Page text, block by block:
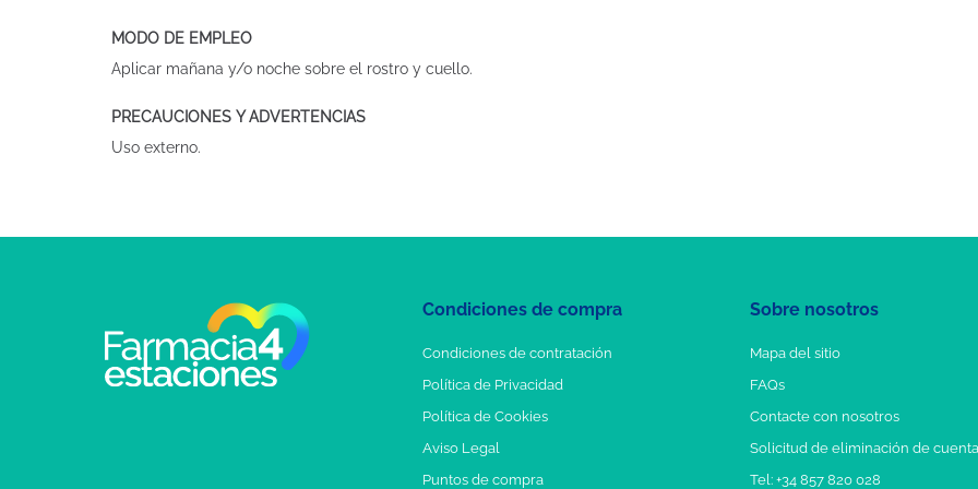
MODO DE EMPLEO
Aplicar mañana y/o noche sobre el rostro y cuello.
PRECAUCIONES Y ADVERTENCIAS
Uso externo.
Condiciones de compra
Condiciones de contratación
Política de Privacidad
Política de Cookies
Aviso Legal
Puntos de compra
Sobre nosotros
Mapa del sitio
FAQs
Contacte con nosotros
Solicitud de eliminación de cuenta
Tel: +34 857 820 028